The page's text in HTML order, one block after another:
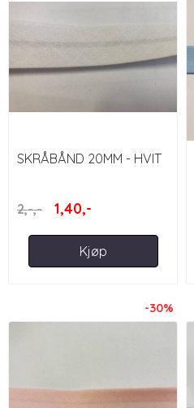
SKRÅBÅND 20MM - HVIT
2,-,- 1,40,-
Kjøp
-30%